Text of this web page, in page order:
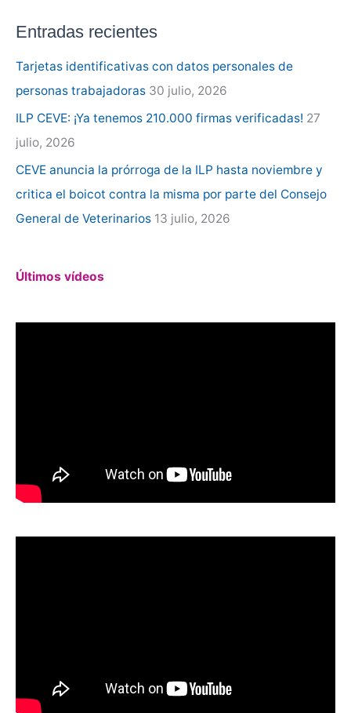
c
a
r
p
o
Entradas recientes
Tarjetas identificativas con datos personales de
personas trabajadoras 30 julio, 2026
ILP CEVE: ¡Ya tenemos 210.000 firmas verificadas! 27
julio, 2026
CEVE anuncia la prórroga de la ILP hasta noviembre y
critica el boicot contra la misma por parte del Consejo
General de Veterinarios 13 julio, 2026
Últimos vídeos